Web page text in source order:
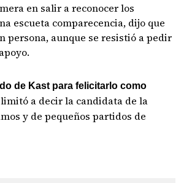
en salir a reconocer los
escueta comparecencia, dijo que
persona, aunque se resistió a pedir
de Kast para felicitarlo como
limitó a decir la candidata de la
y de pequeños partidos de